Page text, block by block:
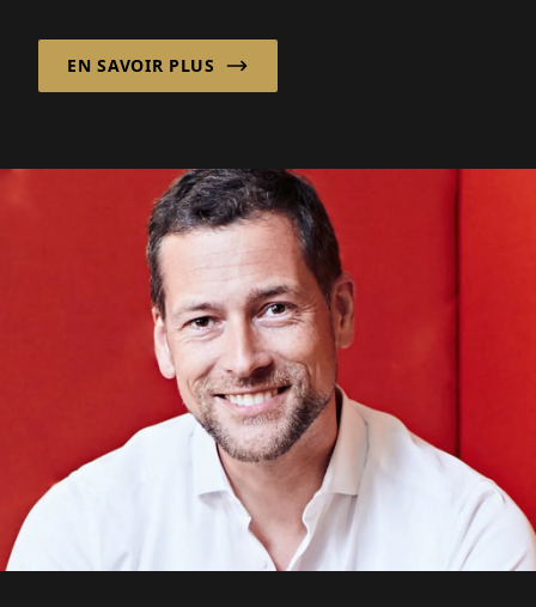
EN SAVOIR PLUS